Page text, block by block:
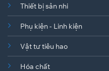
Thiết bị sản nhi
Phụ kiện - Linh kiện
Vật tư tiêu hao
Hóa chất